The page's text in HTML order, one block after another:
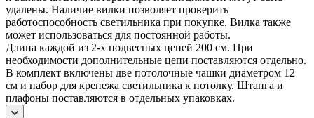
удалены. Наличие вилки позволяет проверить
работоспособность светильника при покупке. Вилка также
может использоваться для постоянной работы.
Длина каждой из 2-х подвесных цепей 200 см. При
необходимости дополнительные цепи поставляются отдельно.
В комплект включены две потолочные чашки диаметром 12
см и набор для крепежа светильника к потолку. Штанга и
плафоны поставляются в отдельных упаковках.